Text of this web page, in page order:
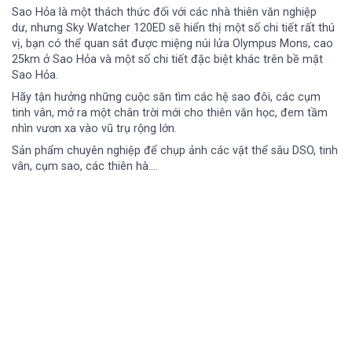
Sao Hỏa là một thách thức đối với các nhà thiên văn nghiệp
dư, nhưng Sky Watcher 120ED sẽ hiển thị một số chi tiết rất thú
vị, bạn có thể quan sát được miệng núi lửa Olympus Mons, cao
25km ở Sao Hỏa và một số chi tiết đặc biệt khác trên bề mặt
Sao Hỏa.
Hãy tận hưởng những cuộc săn tìm các hệ sao đôi, các cụm
tinh vân, mở ra một chân trời mới cho thiên văn học, đem tầm
nhìn vươn xa vào vũ trụ rộng lớn.
Sản phẩm chuyên nghiệp để chụp ảnh các vật thể sâu DSO, tinh
vân, cụm sao, các thiên hà….